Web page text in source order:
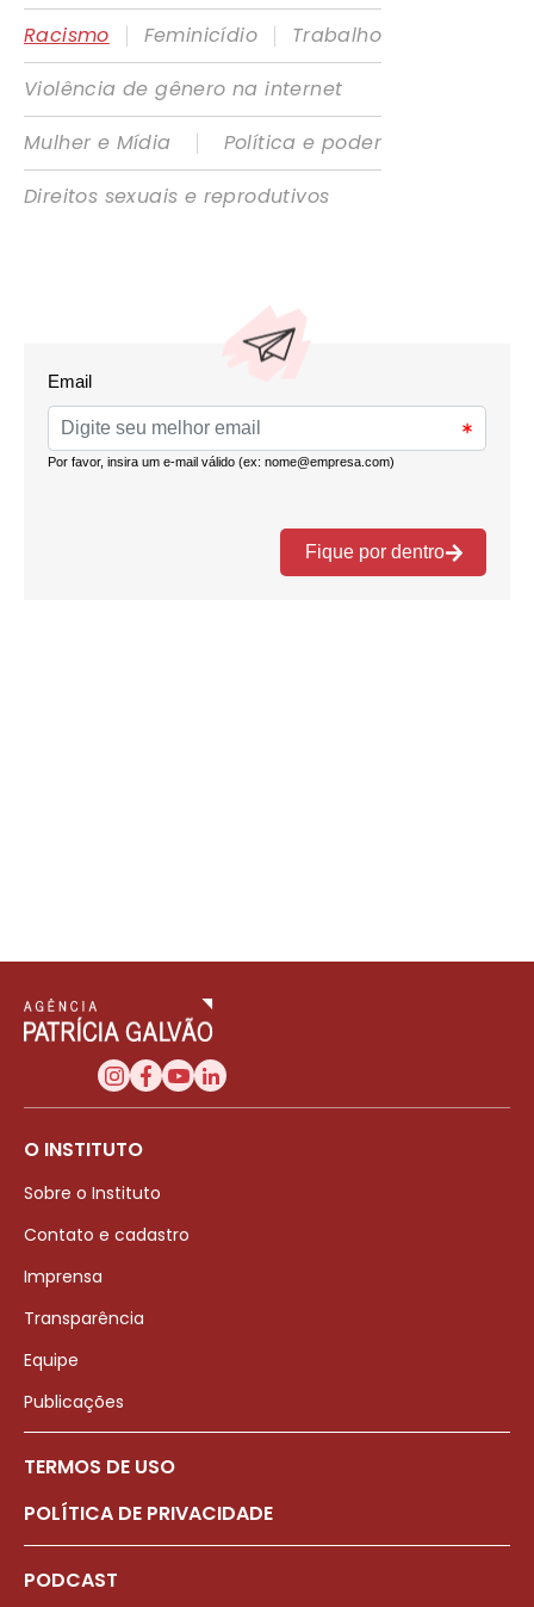
Racismo
| Feminicídio |
Trabalho
Violência de gênero na internet
Mulher e Mídia
|
Política e poder
Direitos sexuais e reprodutivos
O INSTITUTO
Sobre o Instituto
Contato e cadastro
Imprensa
Transparência
Equipe
Publicações
TERMOS DE USO
POLÍTICA DE PRIVACIDADE
PODCAST